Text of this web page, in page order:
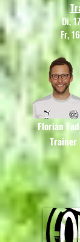
Di,
Fr,
Florian
Trainer